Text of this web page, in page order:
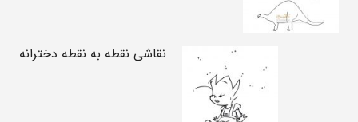
نقاشی نقطه به نقطه دخترانه